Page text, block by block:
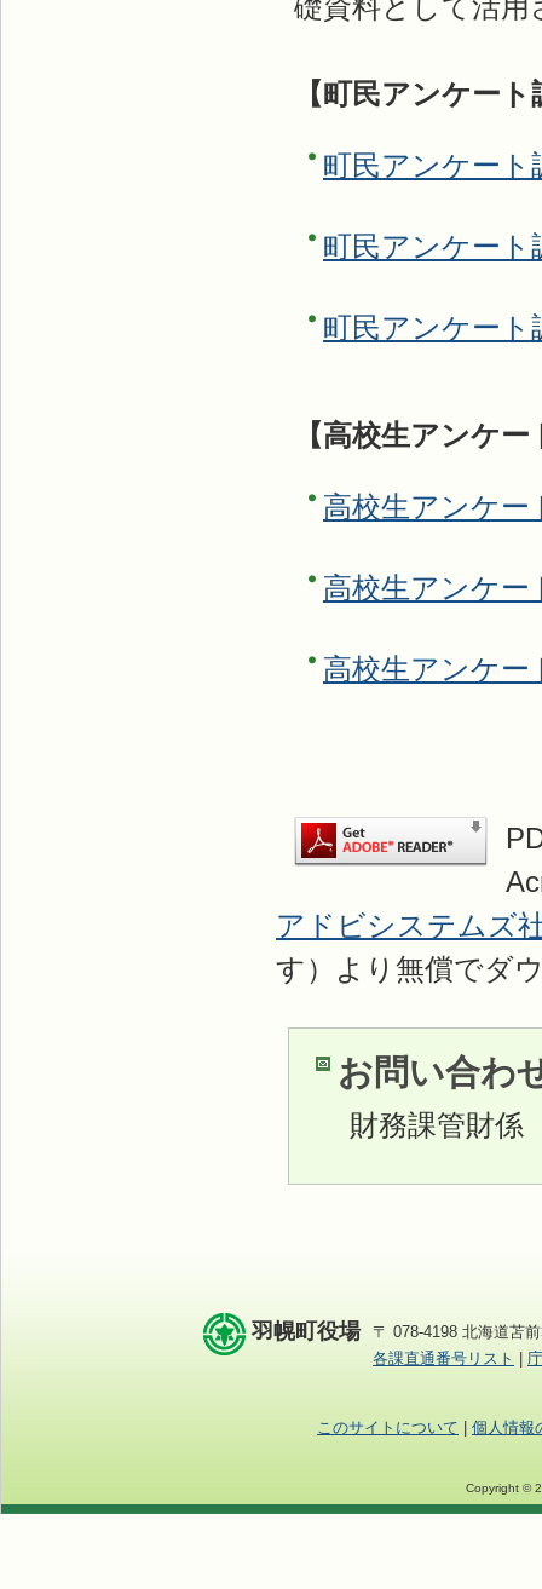
礎資料として活
【町民アンケー
町民アンケート
町民アンケート
町民アンケート
【高校生アンケ
高校生アンケー
高校生アンケー
高校生アンケー
アドビシステムズ
す）より無償でダ
お問い合わ
財務課管財
羽幌町役場
〒 078-4198 北海道苫
各課直通番号リスト
このサイトについて 個人情報
Copyright ©